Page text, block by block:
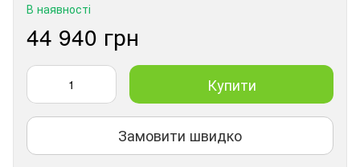
В наявності
44 940 грн
Купити
Замовити швидко